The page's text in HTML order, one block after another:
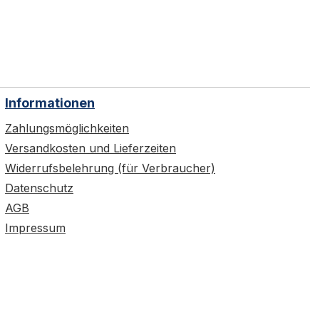
Informationen
Zahlungsmöglichkeiten
Versandkosten und Lieferzeiten
Widerrufsbelehrung (für Verbraucher)
Datenschutz
AGB
Impressum